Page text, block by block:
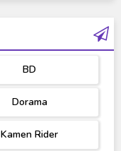
BD
Dorama
Kamen Rider